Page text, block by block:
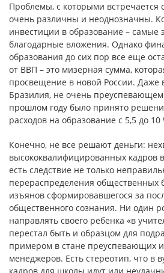
Проблемы, с которыми встречается
очень различны и неоднозначны.
инвестиции в образование – самые
благодарные вложения. Однако
образования до сих пор все еще
от ВВП – это мизерная сумма,
просвещение в новой России. Даже
Бразилия, не очень преуспевающем
прошлом году было принято
расходов на образование с 5,5 до 10
Конечно, не все решают деньги:
высококвалифицированных кадров
есть следствие не только
перераспределения общественных
изъянов сформировавшегося за
общественного сознания. Ни один
направлять своего ребенка «в
перестал быть и образцом для
примером в стане преуспевающих
менеджеров. Есть стереотип, что в